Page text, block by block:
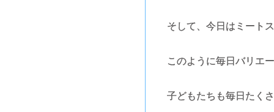
そして、今日はミート
このように毎日バリエ
子どもたちも毎日たく